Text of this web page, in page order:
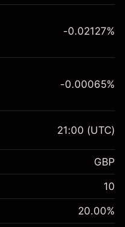
è disponibile
out.
£1,000.00
%
(-£1.06)
-0.02127%
£1,000.00
-0.00065%
21:00 (UTC)
GBP
10
20.00%